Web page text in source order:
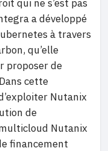
qui ne s’est pas
a développé
à travers
qu’elle
proposer de
cette
Nutanix
de
Nutanix
financement